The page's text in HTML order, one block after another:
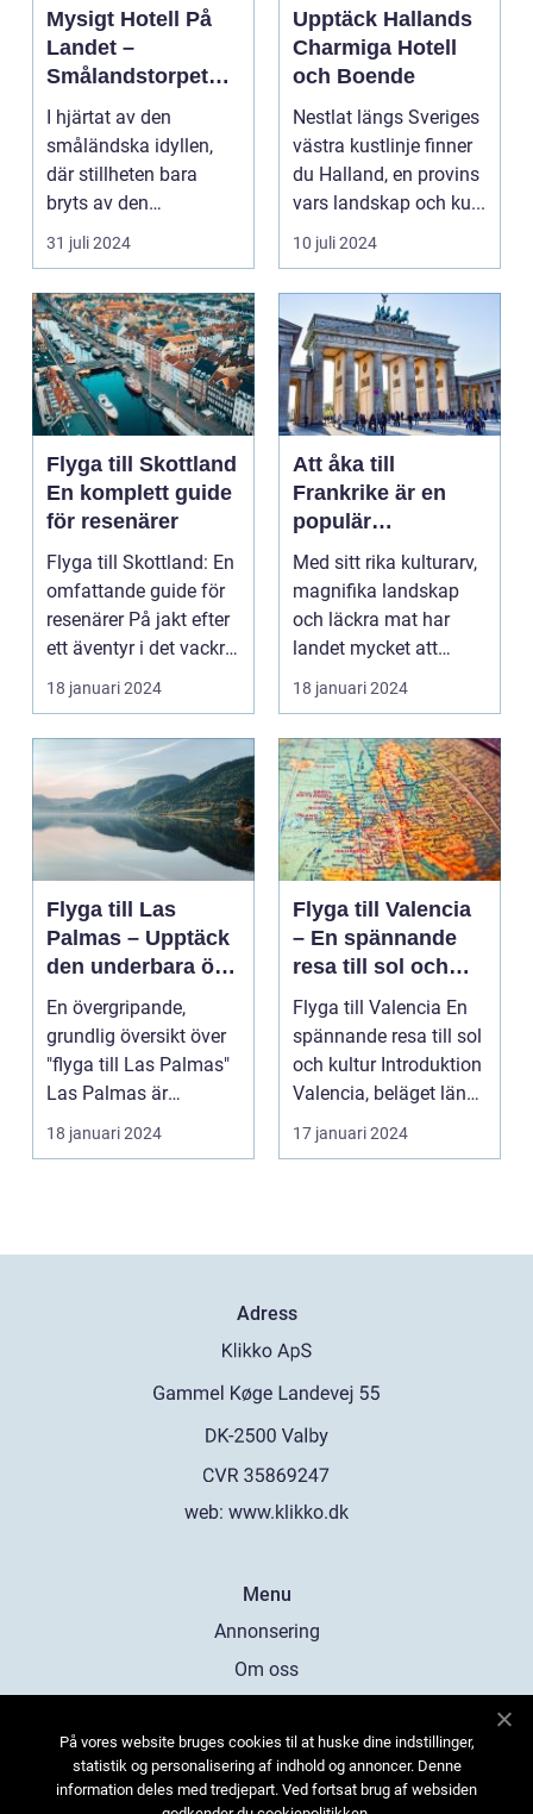
Mysigt Hotell På
Landet –
Smålandstorpets
Enchanted Retreat
I hjärtat av den
småländska idyllen,
där stillheten bara
bryts av den
harmonisk...
31 juli 2024
Upptäck Hallands
Charmiga Hotell
och Boende
Nestlat längs Sveriges
västra kustlinje finner
du Halland, en provins
vars landskap och ku...
10 juli 2024
Flyga till Skottland
En komplett guide
för resenärer
Flyga till Skottland: En
omfattande guide för
resenärer På jakt efter
ett äventyr i det vackra
Skot...
18 januari 2024
Att åka till
Frankrike är en
populär
destination för
många resenärer
Med sitt rika kulturarv,
magnifika landskap
och läckra mat har
landet mycket att
erbjuda. I denna ar...
18 januari 2024
Flyga till Las
Palmas – Upptäck
den underbara ön
Gran Canaria
En övergripande,
grundlig översikt över
"flyga till Las Palmas"
Las Palmas är
huvudstaden på den
va...
18 januari 2024
Flyga till Valencia
– En spännande
resa till sol och
kultur
Flyga till Valencia En
spännande resa till sol
och kultur Introduktion
Valencia, beläget längs
Sp...
17 januari 2024
Adress
web: www.klikko.dk
Menu
Annonsering
Om oss
Kontakta oss
Sitemap
På vores website bruges cookies til at huske dine indstillinger,
statistik og personalisering af indhold og annoncer. Denne
information deles med tredjepart. Ved fortsat brug af websiden